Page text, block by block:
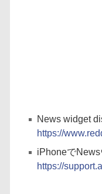
News widget
https://
iPhoneでNews
https://